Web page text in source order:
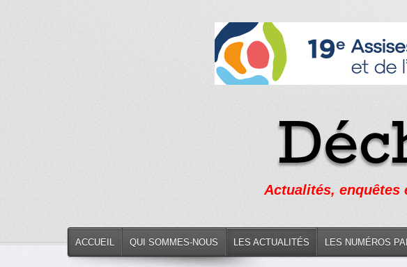
Actualités, enquêtes
ACCUEIL QUI SOMMES-NOUS LES ACTUALITÉS LES NUMÉROS